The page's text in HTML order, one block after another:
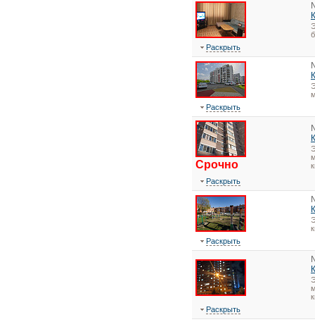
Раскрыть
Раскрыть
Срочно
Раскрыть
Раскрыть
Раскрыть